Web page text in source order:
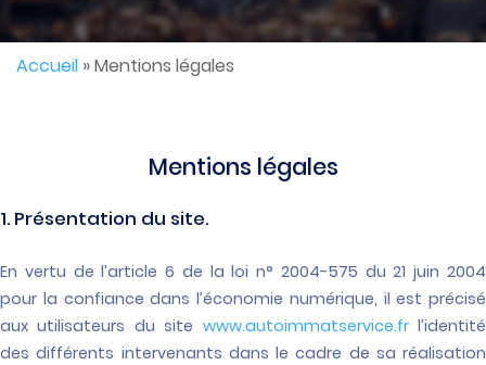
Accueil »Mentions légales
Mentions légales
1. Présentation du site.
En vertu de l’article 6 de la loi n° 2004-575 du 21 juin 2004
pour la confiance dans l’économie numérique, il est précisé
aux utilisateurs du site www.autoimmatservice.frl’identité
des différents intervenants dans le cadre de sa réalisation